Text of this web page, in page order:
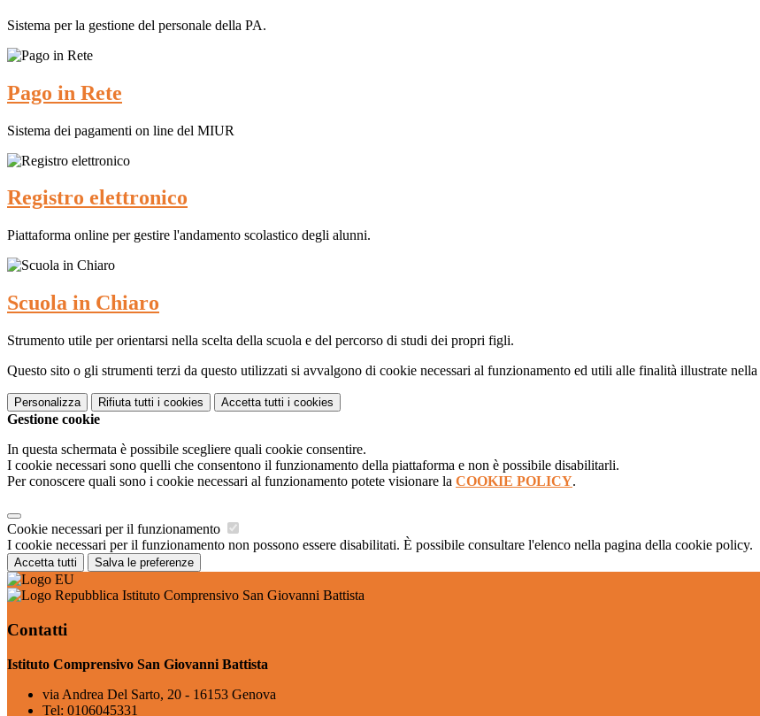
Sistema per la gestione del personale della PA.
Pago in Rete
Sistema dei pagamenti on line del MIUR
Registro elettronico
Piattaforma online per gestire l'andamento scolastico degli alunni.
Scuola in Chiaro
Strumento utile per orientarsi nella scelta della scuola e del percorso di studi dei propri figli.
Questo sito o gli strumenti terzi da questo utilizzati si avvalgono di cookie necessari al funzionamento ed utili alle finalità illustrate nella
Personalizza Rifiuta tutti i cookies Accetta tutti i cookies
Gestione cookie
In questa schermata è possibile scegliere quali cookie consentire.
I cookie necessari sono quelli che consentono il funzionamento della piattaforma e non è possibile disabilitarli.
Per conoscere quali sono i cookie necessari al funzionamento potete visionare la COOKIE POLICY.
Cookie necessari per il funzionamento
I cookie necessari per il funzionamento non possono essere disabilitati. È possibile consultare l'elenco nella pagina della cookie policy.
Accetta tutti Salva le preferenze
Istituto Comprensivo San Giovanni Battista
Contatti
Istituto Comprensivo San Giovanni Battista
via Andrea Del Sarto, 20 - 16153 Genova
Tel: 0106045331